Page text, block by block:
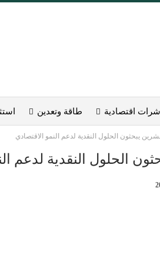
اقتصادية طاقة وتعدين
يبحثون الحلول النقدية لدعم النمو الاقتصادي
الحلول النقدية لدعم